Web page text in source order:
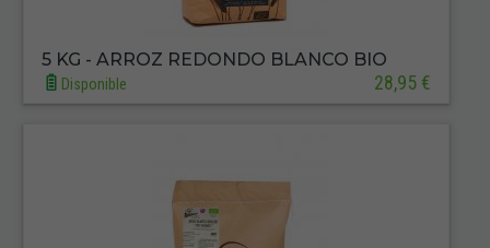
5 KG - ARROZ REDONDO BLANCO BIO
Disponible 28,95 €